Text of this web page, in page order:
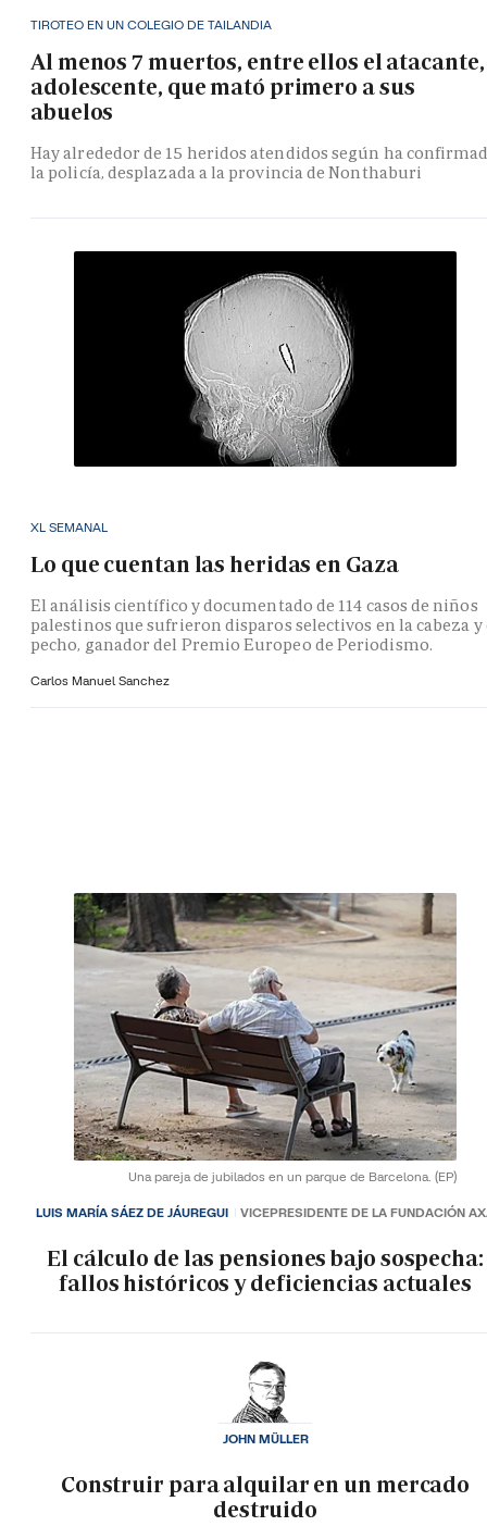
TIROTEO EN UN COLEGIO DE TAILANDIA
Al menos 7 muertos, entre ellos el atacante,
adolescente, que mató primero a sus
abuelos
Hay alrededor de 15 heridos atendidos según ha
la policía, desplazada a la provincia de Nonthaburi
XL SEMANAL
Lo que cuentan las heridas en Gaza
El análisis científico y documentado de 114 casos de niños
palestinos que sufrieron disparos selectivos en la cabeza y
pecho, ganador del Premio Europeo de Periodismo.
Carlos Manuel Sanchez
Una pareja de jubilados en un parque de Barcelona. (EP)
El cálculo de las pensiones bajo sospecha:
fallos históricos y deficiencias actuales
LUIS MARÍA SÁEZ DE JÁUREGUI VICEPRESIDENTE DE LA FUNDACIÓN
Construir para alquilar en un mercado
destruido
JOHN MÜLLER